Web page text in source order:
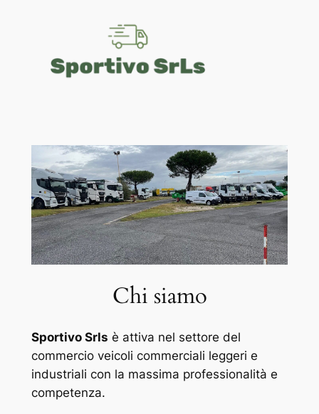
Chi siamo
Sportivo Srls è attiva nel settore del
commercio veicoli commerciali leggeri e
industriali con la massima professionalità e
competenza.